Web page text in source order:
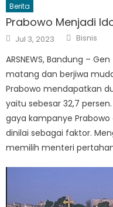
Berita
Prabowo Menjadi
Posted
on
Jul 3, 2023 Author
Bisnis
ARSNEWS, Bandung –
matang dan berjiwa
Prabowo mendapatkan
yaitu sebesar 32,7
gaya kampanye
dinilai sebagai faktor.
memilih menteri